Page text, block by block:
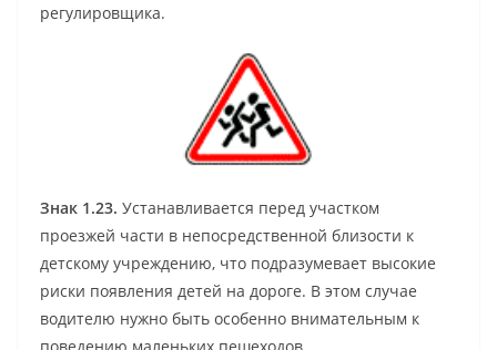
регулировщика.
Знак 1.23. Устанавливается перед участком
проезжей части в непосредственной близости к
детскому учреждению, что подразумевает высокие
риски появления детей на дороге. В этом случае
водителю нужно быть особенно внимательным к
поведению маленьких пешеходов.